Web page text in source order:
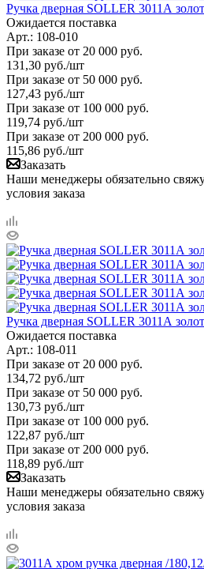
Ручка дверная SOLLER 3011А
Ожидается поставка
Арт.: 108-010
При заказе от 20 000 руб.
131,30 руб./шт
При заказе от 50 000 руб.
127,43 руб./шт
При заказе от 100 000 руб.
119,74 руб./шт
При заказе от 200 000 руб.
115,86 руб./шт
Заказать
Наши менеджеры обязательно
условия заказа
Ручка дверная SOLLER 3011А
Ожидается поставка
Арт.: 108-011
При заказе от 20 000 руб.
134,72 руб./шт
При заказе от 50 000 руб.
130,73 руб./шт
При заказе от 100 000 руб.
122,87 руб./шт
При заказе от 200 000 руб.
118,89 руб./шт
Заказать
Наши менеджеры обязательно
условия заказа